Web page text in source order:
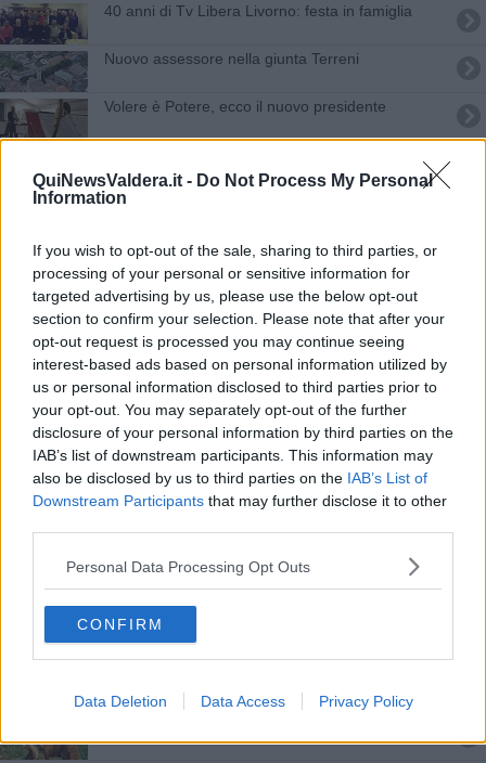
QuiNewsValdera.it - Do Not Process My Personal
Information
If you wish to opt-out of the sale, sharing to third parties, or
processing of your personal or sensitive information for
targeted advertising by us, please use the below opt-out
section to confirm your selection. Please note that after your
opt-out request is processed you may continue seeing
interest-based ads based on personal information utilized by
us or personal information disclosed to third parties prior to
your opt-out. You may separately opt-out of the further
disclosure of your personal information by third parties on the
IAB’s list of downstream participants. This information may
also be disclosed by us to third parties on the IAB’s List of
Downstream Participants that may further disclose it to other
Personal Data Processing Opt Outs
CONFIRM
Data Deletion Data Access Privacy Policy
40 anni di Tv Libera Livorno: festa in famiglia
Nuovo assessore nella giunta Terreni
Volere è Potere, ecco il nuovo presidente
Alle Mantellate il nuovo libro del professor Volpi
Bilancio 2016, firmato l'accordo coi sindacati
Pubblica assistenza, nuovo consiglio direttivo
Uisp Valdera, nuovo consiglio e nuovo presidente
OCCHIO AL SINDACO e ai Candidati
Uisp Valdera, Lenzi confermato presidente
I nuovi consigli comunali della Valdera
Tutti i nomi dell'eccellenza
Si riparte con i nuovi cestini